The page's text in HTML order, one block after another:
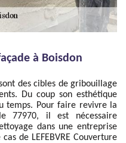
à Boisdon
des cibles de gribouillage
Du coup son esthétique
temps. Pour faire revivre la
77970, il est nécessaire
dans une entreprise
de LEFEBVRE Couverture